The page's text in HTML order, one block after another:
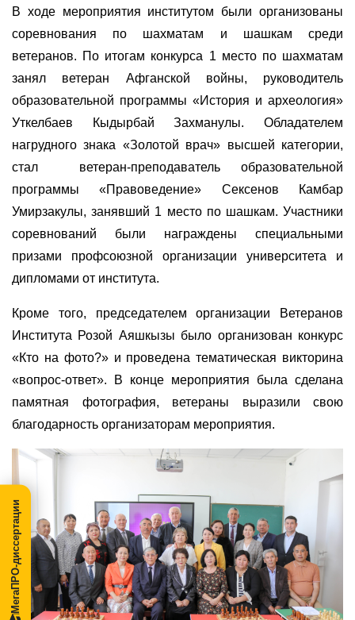
В ходе мероприятия институтом были организованы
соревнования по шахматам и шашкам среди
ветеранов. По итогам конкурса 1 место по шахматам
занял ветеран Афганской войны, руководитель
образовательной программы «История и археология»
Уткелбаев Кыдырбай Захманулы. Обладателем
нагрудного знака «Золотой врач» высшей категории,
стал
ветеран-преподаватель образовательной
программы «Правоведение» Сексенов Камбар
Умирзакулы, занявший 1 место по шашкам. Участники
соревнований были награждены специальными
призами профсоюзной организации университета и
дипломами от института.
Кроме того, председателем организации Ветеранов
Института Розой Аяшкызы было организован конкурс
«Кто на фото?» и проведена тематическая викторина
«вопрос-ответ». В конце мероприятия была сделана
памятная фотография, ветераны выразили свою
благодарность организаторам мероприятия.
МегаПРО-диссертации